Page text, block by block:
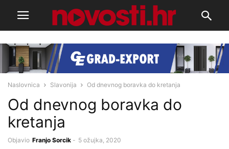
Naslovnica Slavonija Od dnevnog boravka do kretanja
Od dnevnog boravka do
kretanja
Objavio Franjo Sorcik - 5 ožujka, 2020